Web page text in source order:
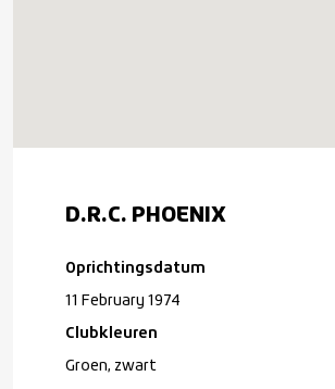
D.R.C. PHOENIX
Oprichtingsdatum
11 February 1974
Clubkleuren
Groen, zwart